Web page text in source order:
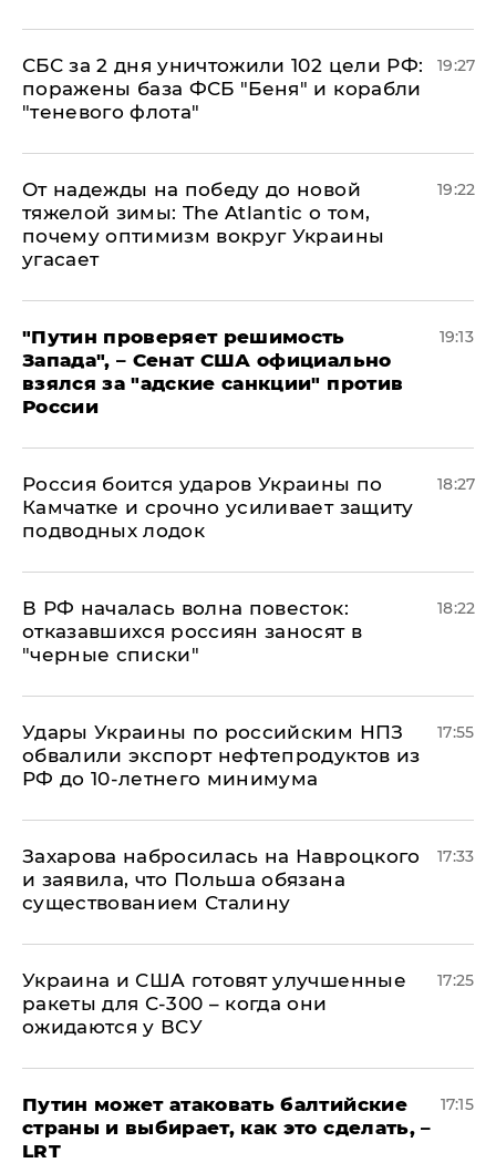
СБС за 2 дня уничтожили 102 цели РФ:
поражены база ФСБ "Беня" и корабли
"теневого флота"
19:27
От надежды на победу до новой
тяжелой зимы: The Atlantic о том,
почему оптимизм вокруг Украины
угасает
19:22
"Путин проверяет решимость
Запада", – Сенат США официально
взялся за "адские санкции" против
России
19:13
Россия боится ударов Украины по
Камчатке и срочно усиливает защиту
подводных лодок
18:27
​В РФ началась волна повесток:
отказавшихся россиян заносят в
"черные списки"
18:22
Удары Украины по российским НПЗ
обвалили экспорт нефтепродуктов из
РФ до 10-летнего минимума
17:55
​Захарова набросилась на Навроцкого
и заявила, что Польша обязана
существованием Сталину
17:33
Украина и США готовят улучшенные
ракеты для С-300 – когда они
ожидаются у ВСУ
17:25
Путин может атаковать балтийские
страны и выбирает, как это сделать, –
LRT
17:15